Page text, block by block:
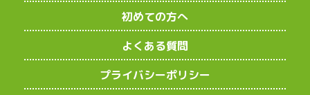
初めての方へ
よくある質問
プライバシーポリシー